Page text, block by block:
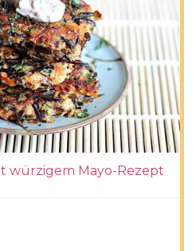
würzigem Mayo-Rezept